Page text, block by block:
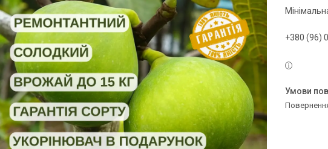
+380 (96)